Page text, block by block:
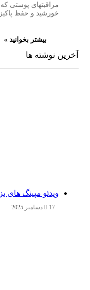
مراقبتهای پوستی
خورشید و حفظ
بیشتر بخوانید »
آخرین نوشته ها
ویدئو مپینگ های
17 دسامبر 2025